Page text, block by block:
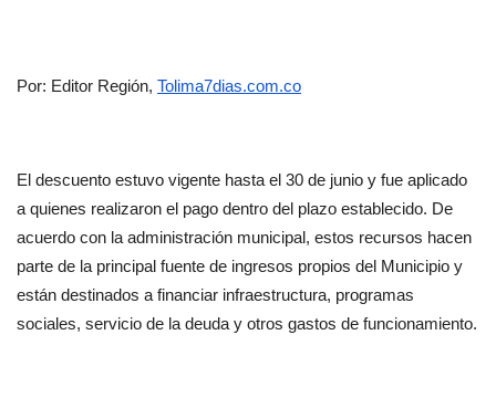
Por: Editor Región, Tolima7dias.com.co
El descuento estuvo vigente hasta el 30 de junio y fue aplicado
a quienes realizaron el pago dentro del plazo establecido. De
acuerdo con la administración municipal, estos recursos hacen
parte de la principal fuente de ingresos propios del Municipio y
están destinados a financiar infraestructura, programas
sociales, servicio de la deuda y otros gastos de funcionamiento.